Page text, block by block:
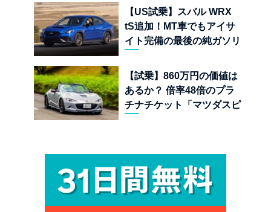
界
【US試乗】スバル WRX
tS追加！MT車でもアイサ
イト完備の最後の純ガソリ
【試乗】860万円の価値は
あるか？ 倍率48倍のプラ
チナチケット「マツダスピ